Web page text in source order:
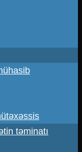
təminatı